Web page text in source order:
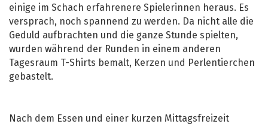
einige im Schach erfahrenere Spielerinnen heraus. Es
versprach, noch spannend zu werden. Da nicht alle die
Geduld aufbrachten und die ganze Stunde spielten,
wurden während der Runden in einem anderen
Tagesraum T-Shirts bemalt, Kerzen und Perlentierchen
gebastelt.
Nach dem Essen und einer kurzen Mittagsfreizeit